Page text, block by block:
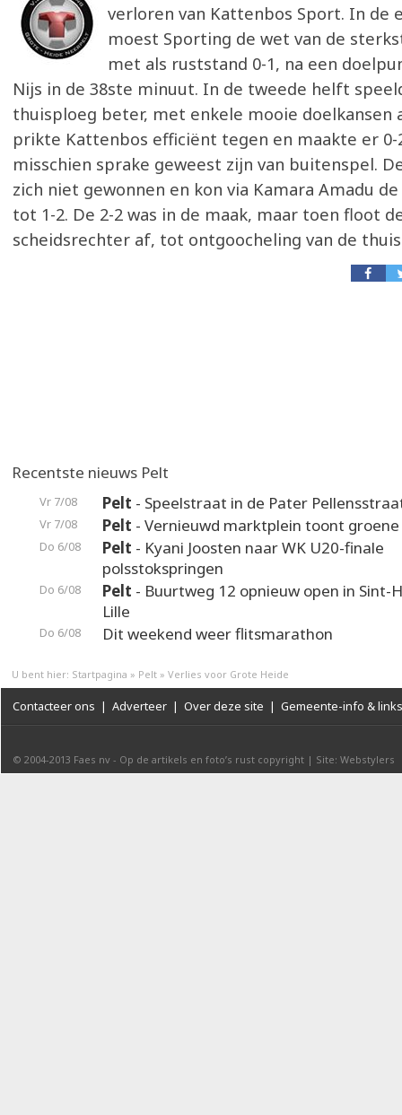
verloren van Kattenbos Sport. In de
moest Sporting de wet van de
met als ruststand 0-1, na een
Nijs in de 38ste minuut. In de tweede helft
thuisploeg beter, met enkele mooie doelkansen
prikte Kattenbos efficiënt tegen en maakte er 0-
misschien sprake geweest zijn van buitenspel.
zich niet gewonnen en kon via Kamara Amadu
tot 1-2. De 2-2 was in de maak, maar toen floot
scheidsrechter af, tot ontgoocheling van de
Recentste nieuws Pelt
Vr 7/08 Pelt - Speelstraat in de Pater
Vr 7/08 Pelt - Vernieuwd marktplein toont
Do 6/08 Pelt - Kyani Joosten naar WK U20-finale
polsstokspringen
Do 6/08 Pelt - Buurtweg 12 opnieuw open in Sint-
Lille
Do 6/08 Dit weekend weer flitsmarathon
U bent hier: Startpagina » Pelt » Verlies voor Grote Heide
Contacteer ons | Adverteer | Over deze site | Gemeente-info & links
© 2004-2013 Faes nv - Op de artikels en foto’s rust copyright | Site: Webstylers